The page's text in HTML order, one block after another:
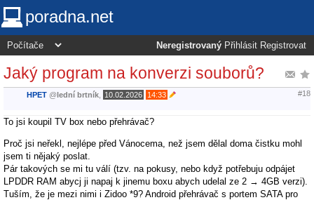
poradna.net
Neregistrovaný Přihlásit Registrovat
Jaký program na konverzi souborů?
HPET @lední brtník 10.02.2026 14:33 #18
To jsi koupil TV box nebo přehrávač?
Proč jsi neřekl, nejlépe před Vánocema, než jsem dělal doma čistku mohl
jsem ti nějaký poslat.
Pár takových se mi tu válí (tzv. na pokusy, nebo když potřebuju odpájet
LPDDR RAM abycj ji napaj k jinemu boxu abych udelal ze 2 → 4GB verzi).
Tuším, že je mezi nimi i Zidoo *9? Android přehrávač s portem SATA pro